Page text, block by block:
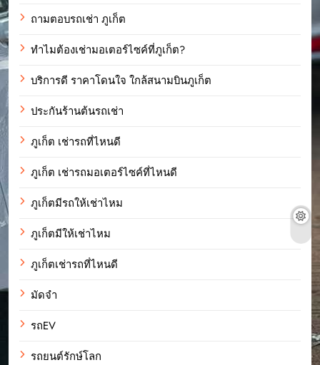
ถามตอบรถเช่า ภูเก็ต
ทำไมต้องเช่ามอเตอร์ไซค์ที่ภูเก็ต?
บริการดี ราคาโดนใจ ใกล้สนามบินภูเก็ต
ประกันร้านต้นรถเช่า
ภูเก็ต เช่ารถที่ไหนดี
ภูเก็ต เช่ารถมอเตอร์ไซค์ที่ไหนดี
ภูเก็ตมีรถให้เช่าไหม
ภูเก็ตมีให้เช่าไหม
ภูเก็ตเช่ารถที่ไหนดี
มัดจำ
รถEV
รถยนต์รักษ์โลก